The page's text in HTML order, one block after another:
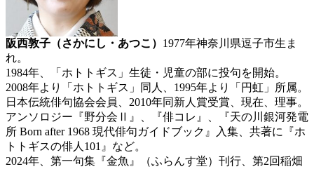
阪西敦子（さかにし・あつこ） 1977年神奈川県逗子市生ま
れ。
1984年、「ホトトギス」生徒・児童の部に投句を開始。
2008年より「ホトトギス」同人、1995年より「円虹」所属。
日本伝統俳句協会会員、2010年同新人賞受賞、現在、理事。
アンソロジー『野分会Ⅱ』、『俳コレ』、『天の川銀河発電
所 Born after 1968 現代俳句ガイドブック』入集、共著に『ホ
トトギスの俳人101』など。
2024年、第一句集『金魚』（ふらんす堂）刊行、第2回稲畑